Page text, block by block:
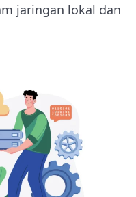
jaringan lokal dan